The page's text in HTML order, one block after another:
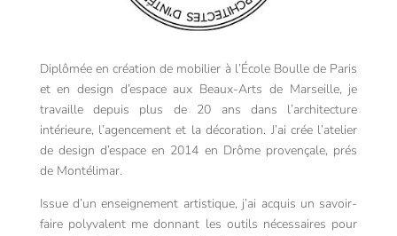
Diplômée en création de mobilier à l’École Boulle de Paris
et en design d’espace aux Beaux-Arts de Marseille, je
travaille depuis plus de 20 ans dans l’architecture
intérieure, l’agencement et la décoration. J’ai crée l’atelier
de design d’espace en 2014 en Drôme provençale, prés
de Montélimar.
Issue d’un enseignement artistique, j’ai acquis un savoir-
faire polyvalent me donnant les outils nécessaires pour